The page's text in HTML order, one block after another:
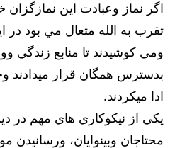
اگر نماز وعبادت اين نمازگزان
تقرب به الله متعال مي بود در
ومي كوشيدند تا منابع زندگي
بدسترس همگان قرار ميدادند
ادا ميكردند.
يكي از نيكوكاري هاي مهم در
محتاجان وبينوايان، ورسانيدن